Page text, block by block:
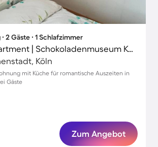
2 Gäste ∙ 1 Schlafzimmer
Schönes Apartment | Schokoladenmuseum Köln in der Nähe
Köln
mit Küche für romantische Auszeiten in
Gäste
Zum Angebot